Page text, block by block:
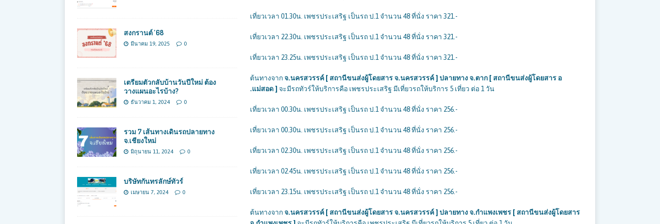
เที่ยวเวลา 01.30น. เพชรประเสริฐ เป็นรถ ป.1 จำนวน 48 ที่นั่ง ราคา 321.-
เที่ยวเวลา 22.30น. เพชรประเสริฐ เป็นรถ ป.1 จำนวน 48 ที่นั่ง ราคา 321.-
เที่ยวเวลา 23.25น. เพชรประเสริฐ เป็นรถ ป.1 จำนวน 48 ที่นั่ง ราคา 321.-
ต้นทางจากจ.นครสวรรค์ [ สถานีขนส่งผู้โดยสาร จ.นครสวรรค์ ] ปลายทาง จ.ตาก [ สถานีขนส่งผู้โดยสาร อ
.แม่สอด ] จะมีรถทัวร์ให้บริการคือ เพชรประเสริฐ มีเที่ยวรถให้บริการ 5 เที่ยว ต่อ 1 วัน
เที่ยวเวลา 00.30น. เพชรประเสริฐ เป็นรถ ป.1 จำนวน 48 ที่นั่ง ราคา 256.-
เที่ยวเวลา 00.30น. เพชรประเสริฐ เป็นรถ ป.1 จำนวน 48 ที่นั่ง ราคา 256.-
เที่ยวเวลา 02.30น. เพชรประเสริฐ เป็นรถ ป.1 จำนวน 48 ที่นั่ง ราคา 256.-
เที่ยวเวลา 02.45น. เพชรประเสริฐ เป็นรถ ป.1 จำนวน 48 ที่นั่ง ราคา 256.-
เที่ยวเวลา 23.15น. เพชรประเสริฐ เป็นรถ ป.1 จำนวน 48 ที่นั่ง ราคา 256.-
ต้นทางจากจ.นครสวรรค์ [ สถานีขนส่งผู้โดยสาร จ.นครสวรรค์ ] ปลายทาง จ.กำแพงเพชร [ สถานีขนส่งผู้โดยสาร
สงกรานต์ ’68
มีนาคม 19, 2025 0
เตรียมตัวกลับบ้านวันปีใหม่ ต้อง
วางแผนอะไรบ้าง?
ธันวาคม 1, 2024 0
รวม 7 เส้นทางเดินรถปลายทาง
จ.เชียงใหม่
มิถุนายน 11, 2024 0
บริษัทกันทรลักษ์ทัวร์
เมษายน 7, 2024 0